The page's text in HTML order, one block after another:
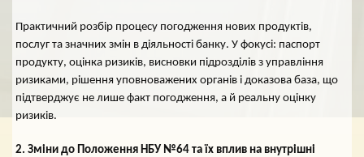
Практичний розбір процесу погодження нових продуктів,
послуг та значних змін в діяльності банку. У фокусі: паспорт
продукту, оцінка ризиків, висновки підрозділів з управління
ризиками, рішення уповноважених органів і доказова база, що
підтверджує не лише факт погодження, а й реальну оцінку
ризиків.
2. Зміни до Положення НБУ №64 та їх вплив на внутрішні